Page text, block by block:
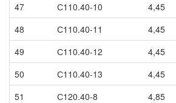
47
С110.40-10
4,45
48
С110.40-11
4,45
49
С110.40-12
4,45
50
С110.40-13
4,45
51
С120.40-8
4,85